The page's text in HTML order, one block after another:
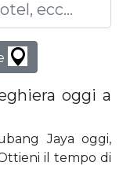
oggi a
Jaya oggi,
il tempo di